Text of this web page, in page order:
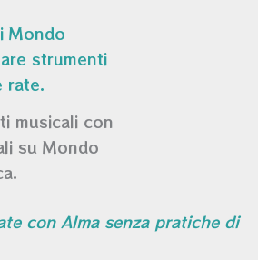
musicali con
su Mondo
con Alma senza pratiche di